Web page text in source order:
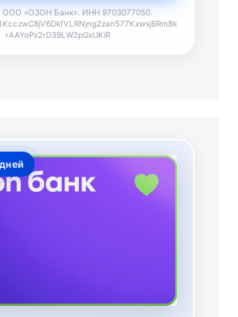
ООО «ОЗОН Банк». ИНН 9703077050.
rAAYoPx2rD39LW2pGxUKiR